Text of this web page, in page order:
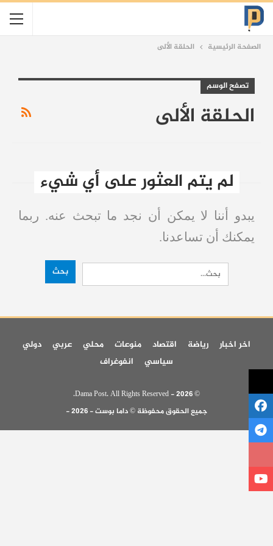
الصفحة الرئيسية الحلقة الألى
تصفح الوسم
الحلقة الألى
لم يتم العثور على أي شيء
يبدو أننا لا يمكن أن نجد ما تبحث عنه. ربما
يمكنك أن تساعدنا.
اخر اخبار رياضة اقتصاد منوعات محلي عربي
دولي
سياسي
انفوغراف
© 2026 - Dama Post. All Rights Reserved.
جميع الحقوق محفوظة © داما بوست - 2026 -